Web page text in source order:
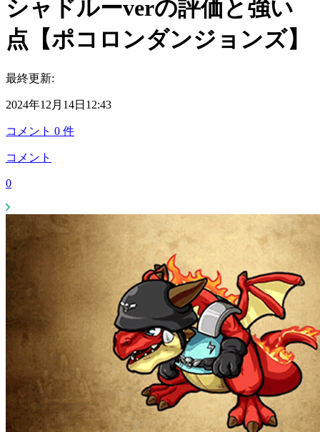
シャドルーverの評価と強い
点【ポコロンダンジョンズ】
最終更新:
2024年12月14日12:43
コメント 0 件
コメント
0